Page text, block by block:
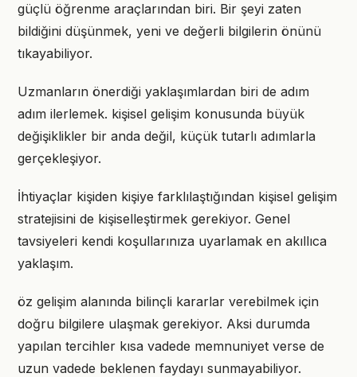
güçlü öğrenme araçlarından biri. Bir şeyi zaten
bildiğini düşünmek, yeni ve değerli bilgilerin önünü
tıkayabiliyor.
Uzmanların önerdiği yaklaşımlardan biri de adım
adım ilerlemek. kişisel gelişim konusunda büyük
değişiklikler bir anda değil, küçük tutarlı adımlarla
gerçekleşiyor.
İhtiyaçlar kişiden kişiye farklılaştığından kişisel gelişim
stratejisini de kişiselleştirmek gerekiyor. Genel
tavsiyeleri kendi koşullarınıza uyarlamak en akıllıca
yaklaşım.
öz gelişim alanında bilinçli kararlar verebilmek için
doğru bilgilere ulaşmak gerekiyor. Aksi durumda
yapılan tercihler kısa vadede memnuniyet verse de
uzun vadede beklenen faydayı sunmayabiliyor.